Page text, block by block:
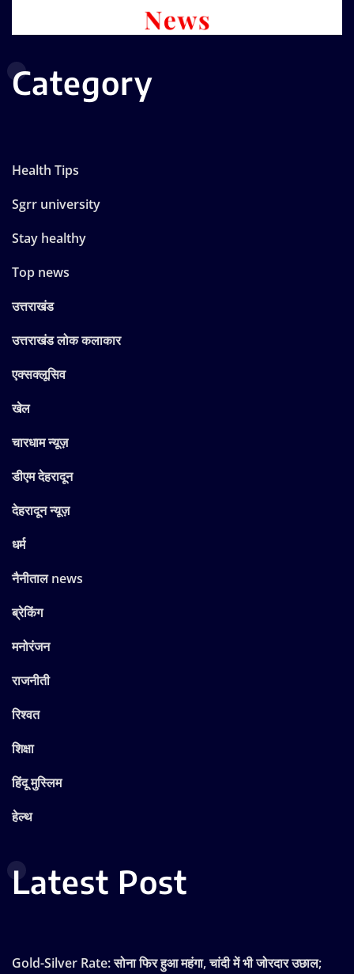
Category
Health Tips
Sgrr university
Stay healthy
Top news
उत्तराखंड
उत्तराखंड लोक कलाकार
एक्सक्लूसिव
खेल
चारधाम न्यूज़
डीएम देहरादून
देहरादून न्यूज़
धर्म
नैनीताल news
ब्रेकिंग
मनोरंजन
राजनीती
रिश्वत
शिक्षा
हिंदू मुस्लिम
हेल्थ
Latest Post
Gold-Silver Rate: सोना फिर हुआ महंगा, चांदी में भी जोरदार उछाल;